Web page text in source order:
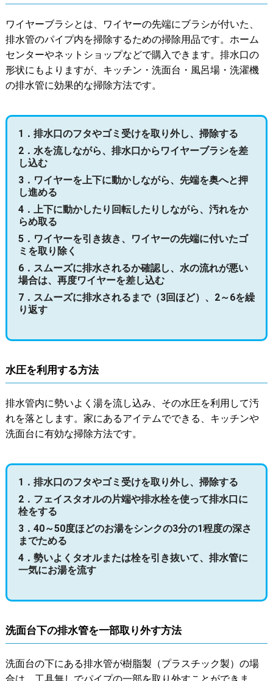
ワイヤーブラシとは、ワイヤーの先端にブラシが付いた、
排水管のパイプ内を掃除するための掃除用品です。ホーム
センターやネットショップなどで購入できます。排水口の
形状にもよりますが、キッチン・洗面台・風呂場・洗濯機
の排水管に効果的な掃除方法です。
1．排水口のフタやゴミ受けを取り外し、掃除する
2．水を流しながら、排水口からワイヤーブラシを差
し込む
3．ワイヤーを上下に動かしながら、先端を奥へと押
し進める
4．上下に動かしたり回転したりしながら、汚れをか
らめ取る
5．ワイヤーを引き抜き、ワイヤーの先端に付いたゴ
ミを取り除く
6．スムーズに排水されるか確認し、水の流れが悪い
場合は、再度ワイヤーを差し込む
7．スムーズに排水されるまで（3回ほど）、2～6を繰
り返す
水圧を利用する方法
排水管内に勢いよく湯を流し込み、その水圧を利用して汚
れを落とします。家にあるアイテムでできる、キッチンや
洗面台に有効な掃除方法です。
1．排水口のフタやゴミ受けを取り外し、掃除する
2．フェイスタオルの片端や排水栓を使って排水口に
栓をする
3．40～50度ほどのお湯をシンクの3分の1程度の深さ
までためる
4．勢いよくタオルまたは栓を引き抜いて、排水管に
一気にお湯を流す
洗面台下の排水管を一部取り外す方法
洗面台の下にある排水管が樹脂製（プラスチック製）の場
合は、工具無しでパイプの一部を取り外すことができま